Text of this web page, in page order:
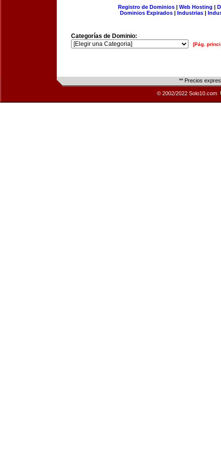
Registro de Dominios| Web Hosting |
Dominios Expirados | Industrias |
Categorías de Dominio:
[Pág.
** Precios
© 2002/2022 Solo10.com